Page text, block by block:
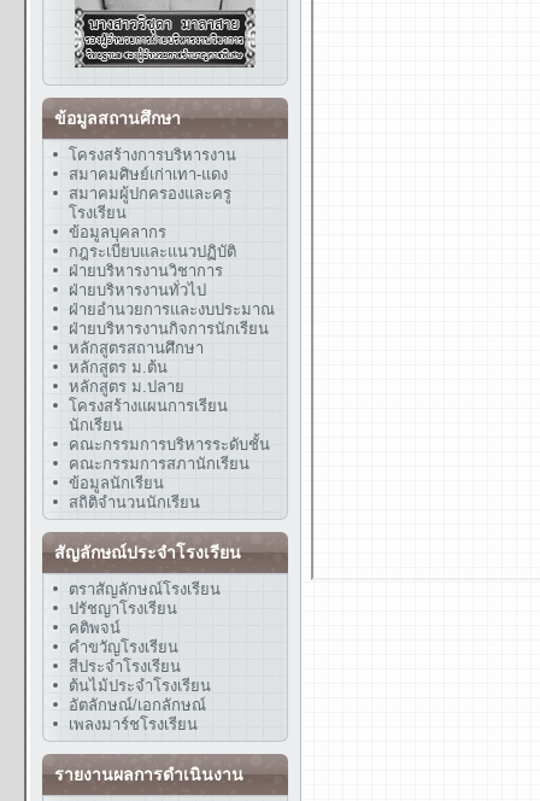
ข้อมูลสถานศึกษา
โครงสร้างการบริหารงาน
สมาคมศิษย์เก่าเทา-แดง
สมาคมผู้ปกครองและครู
โรงเรียน
ข้อมูลบุคลากร
กฎระเบียบและแนวปฏิบัติ
ฝ่ายบริหารงานวิชาการ
ฝ่ายบริหารงานทั่วไป
ฝ่ายอำนวยการและงบประมาณ
ฝ่ายบริหารงานกิจการนักเรียน
หลักสูตรสถานศึกษา
หลักสูตร ม.ต้น
หลักสูตร ม.ปลาย
โครงสร้างแผนการเรียน
นักเรียน
คณะกรรมการบริหารระดับชั้น
คณะกรรมการสภานักเรียน
ข้อมูลนักเรียน
สถิติจำนวนนักเรียน
สัญลักษณ์ประจำโรงเรียน
ตราสัญลักษณ์โรงเรียน
ปรัชญาโรงเรียน
คติพจน์
คำขวัญโรงเรียน
สีประจำโรงเรียน
ต้นไม้ประจำโรงเรียน
อัตลักษณ์/เอกลักษณ์
เพลงมาร์ชโรงเรียน
รายงานผลการดำเนินงาน